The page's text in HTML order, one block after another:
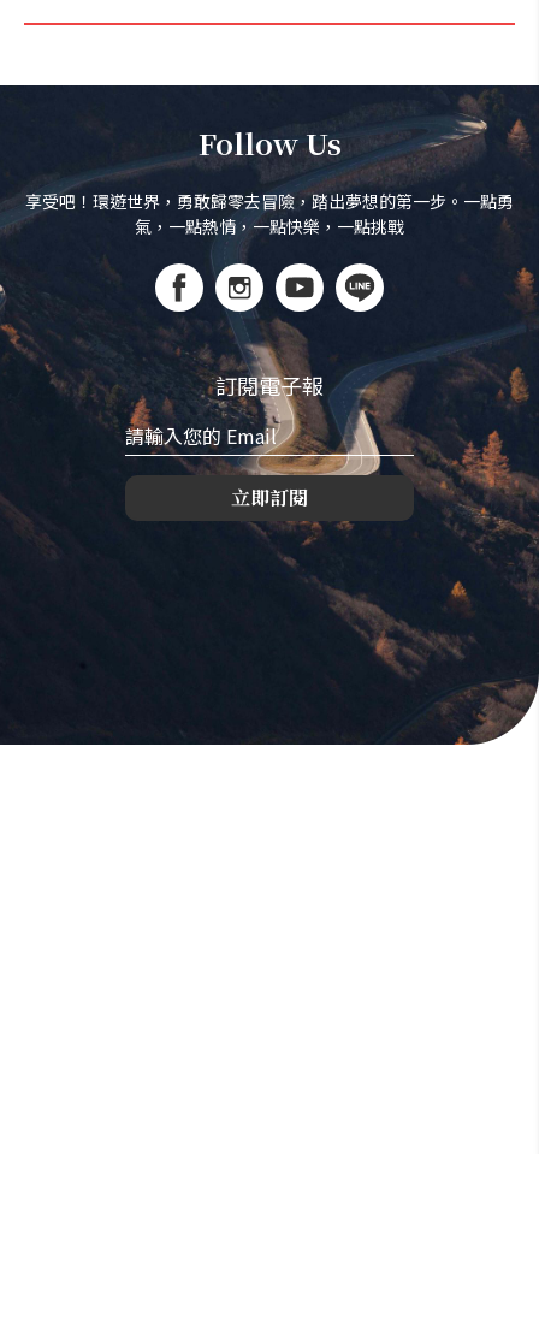
Follow Us
享受吧！環遊世界，勇敢歸零去冒險，踏出夢想的第一步。一點勇
氣，一點熱情，一點快樂，一點挑戰
訂閱電子報
立即訂閱